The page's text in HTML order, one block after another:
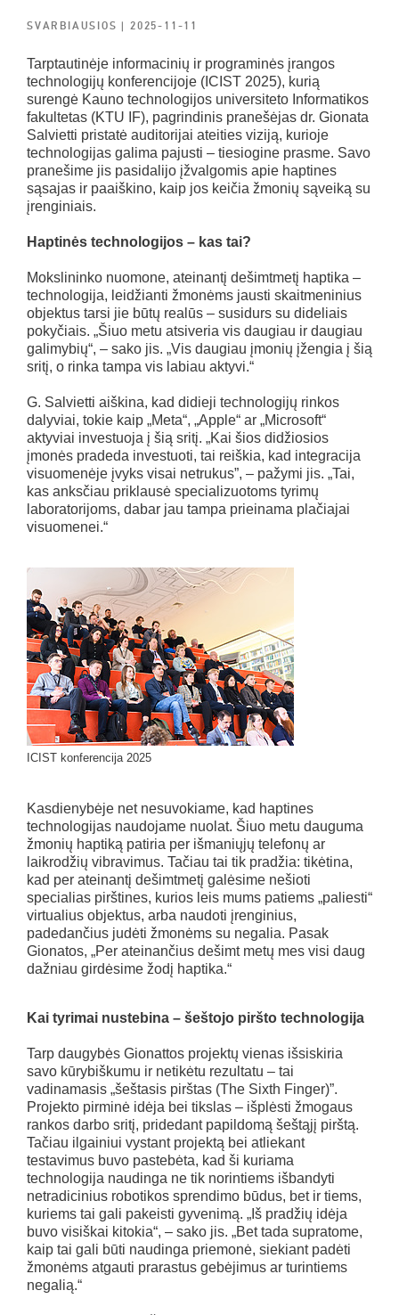
SVARBIAUSIOS| 2025-11-11
Tarptautinėje informacinių ir programinės įrangos
technologijų konferencijoje (ICIST 2025), kurią
surengė Kauno technologijos universiteto Informatikos
fakultetas (KTU IF), pagrindinis pranešėjas dr. Gionata
Salvietti pristatė auditorijai ateities viziją, kurioje
technologijas galima pajusti – tiesiogine prasme. Savo
pranešime jis pasidalijo įžvalgomis apie haptines
sąsajas ir paaiškino, kaip jos keičia žmonių sąveiką su
įrenginiais.
Haptinės technologijos – kas tai?
Mokslininko nuomone, ateinantį dešimtmetį haptika –
technologija, leidžianti žmonėms jausti skaitmeninius
objektus tarsi jie būtų realūs – susidurs su dideliais
pokyčiais. „Šiuo metu atsiveria vis daugiau ir daugiau
galimybių“, – sako jis. „Vis daugiau įmonių įžengia į šią
sritį, o rinka tampa vis labiau aktyvi.“
G. Salvietti aiškina, kad didieji technologijų rinkos
dalyviai, tokie kaip „Meta“, „Apple“ ar „Microsoft“
aktyviai investuoja į šią sritį. „Kai šios didžiosios
įmonės pradeda investuoti, tai reiškia, kad integracija
visuomenėje įvyks visai netrukus”, – pažymi jis. „Tai,
kas anksčiau priklausė specializuotoms tyrimų
laboratorijoms, dabar jau tampa prieinama plačiajai
visuomenei.“
ICIST konferencija 2025
Kasdienybėje net nesuvokiame, kad haptines
technologijas naudojame nuolat. Šiuo metu dauguma
žmonių haptiką patiria per išmaniųjų telefonų ar
laikrodžių vibravimus. Tačiau tai tik pradžia: tikėtina,
kad per ateinantį dešimtmetį galėsime nešioti
specialias pirštines, kurios leis mums patiems „paliesti“
virtualius objektus, arba naudoti įrenginius,
padedančius judėti žmonėms su negalia. Pasak
Gionatos, „Per ateinančius dešimt metų mes visi daug
dažniau girdėsime žodį haptika.“
Kai tyrimai nustebina – šeštojo piršto technologija
Tarp daugybės Gionattos projektų vienas išsiskiria
savo kūrybiškumu ir netikėtu rezultatu – tai
vadinamasis „šeštasis pirštas (The Sixth Finger)”.
Projekto pirminė idėja bei tikslas – išplėsti žmogaus
rankos darbo sritį, pridedant papildomą šeštąjį pirštą.
Tačiau ilgainiui vystant projektą bei atliekant
testavimus buvo pastebėta, kad ši kuriama
technologija naudinga ne tik norintiems išbandyti
netradicinius robotikos sprendimo būdus, bet ir tiems,
kuriems tai gali pakeisti gyvenimą. „Iš pradžių idėja
buvo visiškai kitokia“, – sako jis. „Bet tada supratome,
kaip tai gali būti naudinga priemonė, siekiant padėti
žmonėms atgauti prarastus gebėjimus ar turintiems
negalią.“